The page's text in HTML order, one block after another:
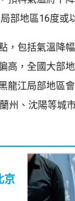
部地區16度或
，包括氣溫降
高，全國大部
龍江局部地區
州、沈陽等城
京